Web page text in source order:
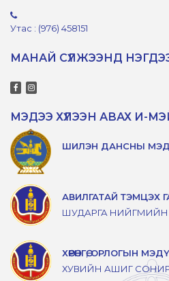
Утас : (976) 458151
МАНАЙ СҮЛЖЭЭНД
МЭДЭЭ ХҮЛЭЭН АВАХ И-
ШИЛЭН ДАНСНЫ
АВИЛГАТАЙ ТЭМЦЭХ
ШУДАРГА
ХӨРӨНГӨ, ОРЛОГЫН
ХУВИЙН АШИГ